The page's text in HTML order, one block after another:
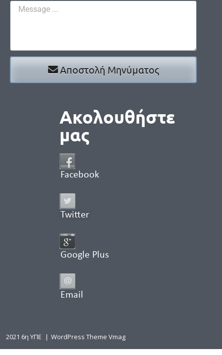
Αποστολή Μηνύματος
Ακολουθήστε
μας
Facebook
Twitter
Google Plus
Email
2021 6η ΥΠΕ | WordPress Theme Vmag